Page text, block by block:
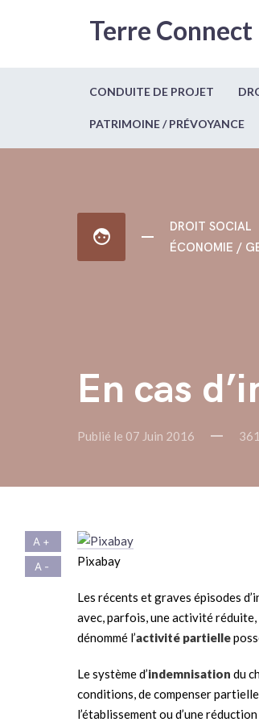
Terre Connect
CONDUITE DE PROJET
PATRIMOINE / PRÉVOYANCE
face
DROIT SOCIAL
ÉCONOMIE /
En cas
Publié le 07 Juin 2016
Pixabay
Les récents et graves épisodes
avec, parfois, une activité
dénommé l’activité partielle
Le système d’indemnisation du
conditions, de compenser
l’établissement ou d’une